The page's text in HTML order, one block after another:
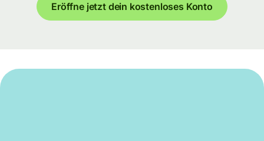
Eröffne jetzt dein kostenloses Konto